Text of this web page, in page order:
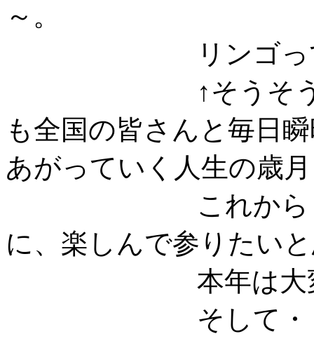
～。
リンゴって、体
↑そうそう、こ
も全国の皆さんと毎日
あがっていく人生の歳
これからも、ゲ
に、楽しんで参りたい
本年は大変御世
そして・・、来